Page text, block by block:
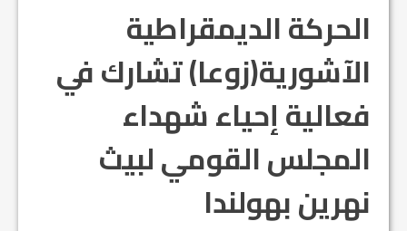
الحركة الديمقراطية
الآشورية(زوعا) تشارك في
فعالية إحياء شهداء
المجلس القومي لبيث
نهرين بهولندا